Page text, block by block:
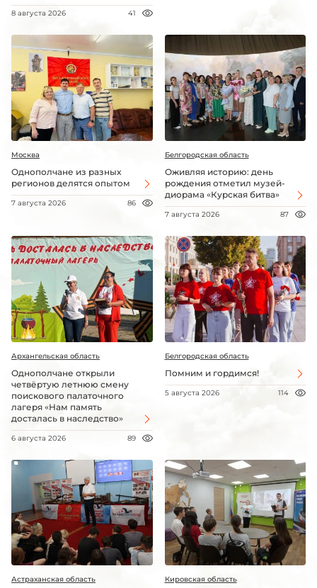
8 августа 2026 41
Москва
Однополчане из разных
регионов делятся опытом
7 августа 2026 86
Белгородская область
Оживляя историю: день
рождения отметил музей-
диорама «Курская битва»
7 августа 2026 87
Архангельская область
Однополчане открыли
четвёртую летнюю смену
поискового палаточного
лагеря «Нам память
досталась в наследство»
6 августа 2026 89
Белгородская область
Помним и гордимся!
5 августа 2026 114
Астраханская область Кировская область